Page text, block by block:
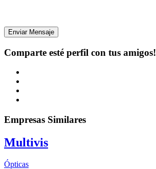
Enviar Mensaje
Comparte esté perfil con tus amigos!
Empresas Similares
Multivis
Ópticas